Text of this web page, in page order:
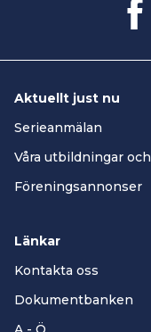
Aktuellt just nu
Serieanmälan
Våra utbildningar
Föreningsannonser
Länkar
Kontakta oss
Dokumentbanken